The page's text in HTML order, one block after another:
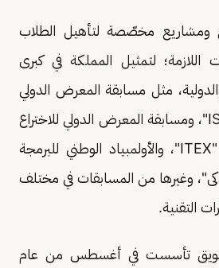
ومشاريع مخصّصة لتأهيل الطلاب
اللازمة؛ لتمثيل المملكة في كبرى
مثل مسابقة المعرض الدولي
للعلوم والهندسة "ISEF"، ومسابقة المعرض الدولي للاختراع
والابتكار والتكنولوجيا "ITEX"، والأولمبياد الوطني للبرمجة
وغيرها من المسابقات في مختلف
التقنية.
طويق تأسست في أغسطس من عام